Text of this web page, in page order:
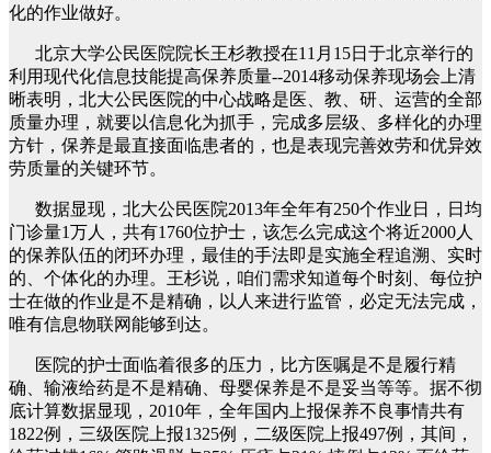
化的作业做好。
北京大学公民医院院长王杉教授在11月15日于北京举行的
利用现代化信息技能提高保养质量--2014移动保养现场会上清
晰表明，北大公民医院的中心战略是医、教、研、运营的全部
质量办理，就要以信息化为抓手，完成多层级、多样化的办理
方针，保养是最直接面临患者的，也是表现完善效劳和优异效
劳质量的关键环节。
数据显现，北大公民医院2013年全年有250个作业日，日均
门诊量1万人，共有1760位护士，该怎么完成这个将近2000人
的保养队伍的闭环办理，最佳的手法即是实施全程追溯、实时
的、个体化的办理。王杉说，咱们需求知道每个时刻、每位护
士在做的作业是不是精确，以人来进行监管，必定无法完成，
唯有信息物联网能够到达。
医院的护士面临着很多的压力，比方医嘱是不是履行精
确、输液给药是不是精确、母婴保养是不是妥当等等。据不彻
底计算数据显现，2010年，全年国内上报保养不良事情共有
1822例，三级医院上报1325例，二级医院上报497例，其间，